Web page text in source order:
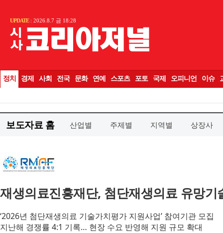
보도자료 홈 산업별 주제별 지역별 상장사
재생의료진흥재단, 첨단재생의료 유망기
‘2026년 첨단재생의료 기술가치평가 지원사업’ 참여기관 모집
지난해 경쟁률 4:1 기록… 현장 수요 반영해 지원 규모 확대